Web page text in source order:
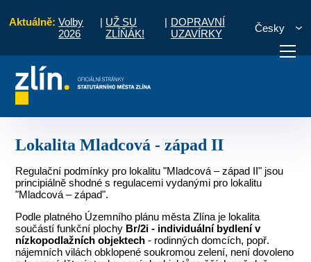
Aktuálně: Volby
2026
| UŽ SU
ZLÍŇÁK!
| DOPRAVNÍ
UZAVÍRKY
Česky
vyřídit Potřebuji zaplatit
Lokalita Mladcová - západ II
Regulační podmínky pro lokalitu "Mladcová – západ II" jsou
principiálně shodné s regulacemi vydanými pro lokalitu
"Mladcová – západ".
Podle platného Územního plánu města Zlína je lokalita
součástí funkční plochy Br/2i - individuální bydlení v
nízkopodlažních objektech - rodinných domcích, popř.
nájemních vilách obklopené soukromou zelení, není dovoleno